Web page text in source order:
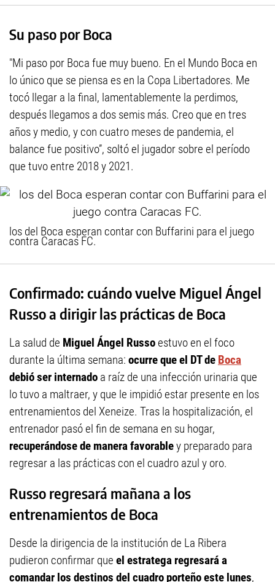
Su paso por Boca
"Mi paso por Boca fue muy bueno. En el Mundo Boca en
lo único que se piensa es en la Copa Libertadores. Me
tocó llegar a la final, lamentablemente la perdimos,
después llegamos a dos semis más. Creo que en tres
años y medio, y con cuatro meses de pandemia, el
balance fue positivo”, soltó el jugador sobre el período
que tuvo entre 2018 y 2021.
los del Boca esperan contar con Buffarini para el juego
contra Caracas FC.
Confirmado: cuándo vuelve Miguel Ángel
Russo a dirigir las prácticas de Boca
La salud de Miguel Ángel Russoestuvo en el foco
durante la última semana: ocurre que el DT de Boca
debió ser internado a raíz de una infección urinaria que
lo tuvo a maltraer, y que le impidió estar presente en los
entrenamientos del Xeneize. Tras la hospitalización, el
entrenador pasó el fin de semana en su hogar,
recuperándose de manera favorabley preparado para
regresar a las prácticas con el cuadro azul y oro.
Russo regresará mañana a los
entrenamientos de Boca
Desde la dirigencia de la institución de La Ribera
pudieron confirmar que el estratega regresará a
comandar los destinos del cuadro porteño este lunes,